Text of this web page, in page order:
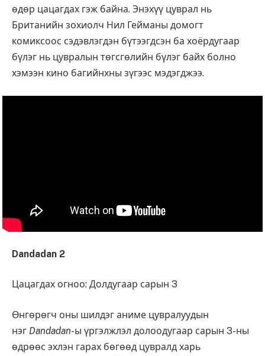
өдөр цацагдах гэж байна. Энэхүү цуврал нь
Британийн зохиолч Нил Гейманы домогт
комиксоос сэдэвлэгдэн бүтээгдсэн ба хоёрдугаар
бүлэг нь цувралын төгсгөлийн бүлэг байх болно
хэмээн кино багийнхны зүгээс мэдэгджээ.
Dandadan 2
Цацагдах огноо: Долдугаар сарын 3
Өнгөрөгч оны шилдэг аниме цувралуудын
нэг Dandadan-ы үргэлжлэл долоодугаар сарын 3-ны
өдрөөс эхлэн гарах бөгөөд цувралд харь